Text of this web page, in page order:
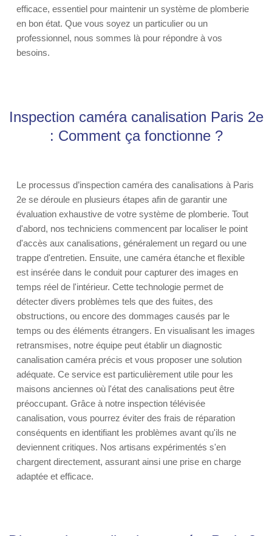
efficace, essentiel pour maintenir un système de plomberie
en bon état. Que vous soyez un particulier ou un
professionnel, nous sommes là pour répondre à vos
besoins.
Inspection caméra canalisation Paris 2e
: Comment ça fonctionne ?
Le processus d’inspection caméra des canalisations à Paris
2e se déroule en plusieurs étapes afin de garantir une
évaluation exhaustive de votre système de plomberie. Tout
d'abord, nos techniciens commencent par localiser le point
d'accès aux canalisations, généralement un regard ou une
trappe d'entretien. Ensuite, une caméra étanche et flexible
est insérée dans le conduit pour capturer des images en
temps réel de l'intérieur. Cette technologie permet de
détecter divers problèmes tels que des fuites, des
obstructions, ou encore des dommages causés par le
temps ou des éléments étrangers. En visualisant les images
retransmises, notre équipe peut établir un diagnostic
canalisation caméra précis et vous proposer une solution
adéquate. Ce service est particulièrement utile pour les
maisons anciennes où l'état des canalisations peut être
préoccupant. Grâce à notre inspection télévisée
canalisation, vous pourrez éviter des frais de réparation
conséquents en identifiant les problèmes avant qu'ils ne
deviennent critiques. Nos artisans expérimentés s'en
chargent directement, assurant ainsi une prise en charge
adaptée et efficace.